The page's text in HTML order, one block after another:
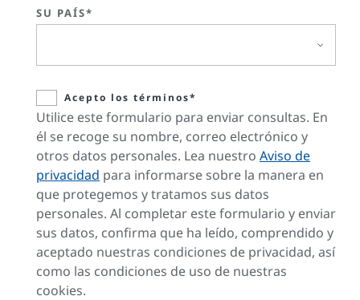
SU PAÍS*
Acepto los términos*
Utilice este formulario para enviar consultas. En
él se recoge su nombre, correo electrónico y
otros datos personales. Lea nuestro Aviso de
privacidad para informarse sobre la manera en
que protegemos y tratamos sus datos
personales. Al completar este formulario y enviar
sus datos, confirma que ha leído, comprendido y
aceptado nuestras condiciones de privacidad, así
como las condiciones de uso de nuestras
cookies.